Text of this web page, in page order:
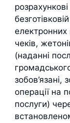
електронних
чеків,
(наданні
зобов’язані,
операції на
послуги)